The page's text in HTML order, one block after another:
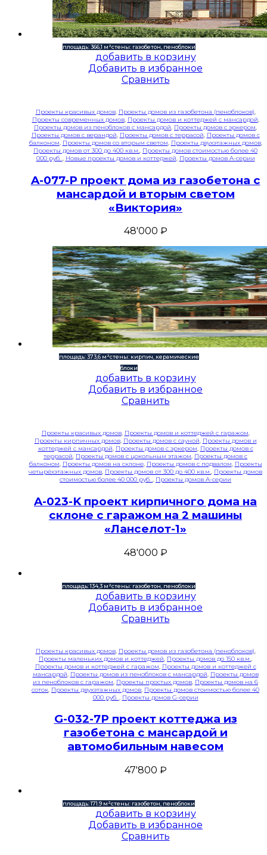
площадь: 366,1 м²стены: газобетон, пеноблоки
добавить в корзину
Добавить в избранное
Сравнить
Проекты красивых домов, Проекты домов из газобетона (пеноблоков),
Проекты современных домов, Проекты домов и коттеджей с мансардой,
Проекты домов из пеноблоков с мансардой, Проекты домов с эркером,
Проекты домов с верандой, Проекты домов с террасой, Проекты домов с
балконом, Проекты домов со вторым светом, Проекты двухэтажных домов,
Проекты домов от 300 до 400 кв.м., Проекты домов стоимостью более 40
000 руб. , Новые проекты домов и коттеджей, Проекты домов A-серии
A-077-P проект дома из газобетона с
мансардой и вторым светом
«Виктория»
48'000 ₽
площадь: 373,6 м²стены: кирпич, керамические
блоки
добавить в корзину
Добавить в избранное
Сравнить
Проекты красивых домов, Проекты домов и коттеджей с гаражом,
Проекты кирпичных домов, Проекты домов с сауной, Проекты домов и
коттеджей с мансардой, Проекты домов с эркером, Проекты домов с
террасой, Проекты домов с цокольным этажом, Проекты домов с
балконом, Проекты домов на склоне, Проекты домов с подвалом, Проекты
четырёхэтажных домов, Проекты домов от 300 до 400 кв.м., Проекты домов
стоимостью более 40 000 руб. , Проекты домов A-серии
A-023-K проект кирпичного дома на
склоне с гаражом на 2 машины
«Ланселот-1»
48'000 ₽
площадь: 134,3 м²стены: газобетон, пеноблоки
добавить в корзину
Добавить в избранное
Сравнить
Проекты красивых домов, Проекты домов из газобетона (пеноблоков),
Проекты маленьких домов и коттеджей, Проекты домов до 150 кв.м.,
Проекты домов и коттеджей с гаражом, Проекты домов и коттеджей с
мансардой, Проекты домов из пеноблоков с мансардой, Проекты домов
из пеноблоков с гаражом, Проекты простых домов, Проекты домов на 6
соток, Проекты двухэтажных домов, Проекты домов стоимостью более 40
000 руб. , Проекты домов G-серии
G-032-7P проект коттеджа из
газобетона с мансардой и
автомобильным навесом
47'800 ₽
площадь: 171.9 м²стены: газобетон, пеноблоки
добавить в корзину
Добавить в избранное
Сравнить